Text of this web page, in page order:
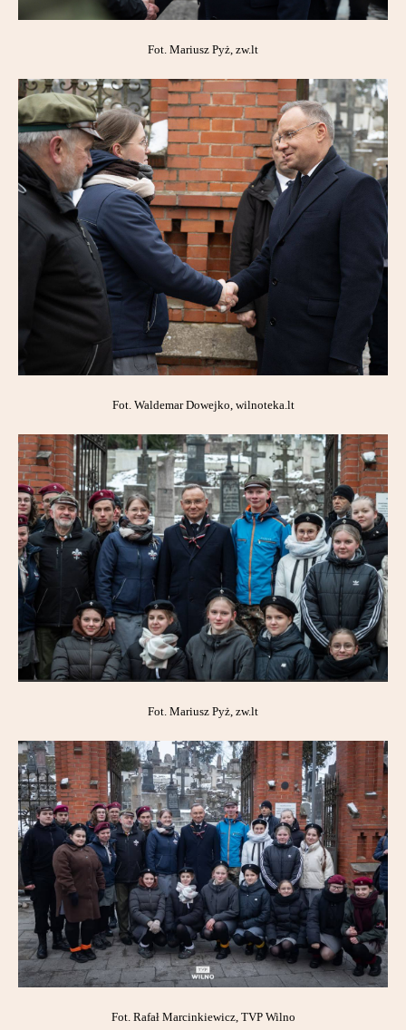
Fot. Mariusz Pyż, zw.lt
Fot. Waldemar Dowejko, wilnoteka.lt
Fot. Mariusz Pyż, zw.lt
Fot. Rafał Marcinkiewicz, TVP Wilno